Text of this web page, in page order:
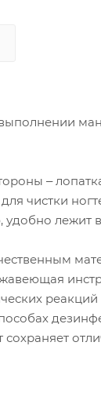
‒
чистки
лежит в